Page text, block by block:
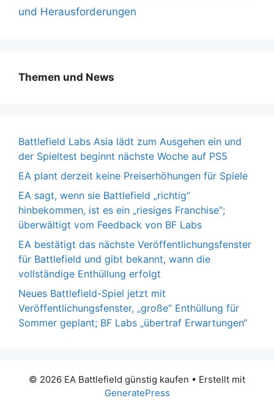
und Herausforderungen
Themen und News
Battlefield Labs Asia lädt zum Ausgehen ein und
der Spieltest beginnt nächste Woche auf PS5
EA plant derzeit keine Preiserhöhungen für Spiele
EA sagt, wenn sie Battlefield „richtig“
hinbekommen, ist es ein „riesiges Franchise“;
überwältigt vom Feedback von BF Labs
EA bestätigt das nächste Veröffentlichungsfenster
für Battlefield und gibt bekannt, wann die
vollständige Enthüllung erfolgt
Neues Battlefield-Spiel jetzt mit
Veröffentlichungsfenster, „große“ Enthüllung für
Sommer geplant; BF Labs „übertraf Erwartungen“
© 2026 EA Battlefield günstig kaufen • Erstellt mit
GeneratePress